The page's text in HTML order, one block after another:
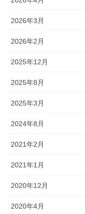
2026年3月
2026年2月
2025年12月
2025年8月
2025年3月
2024年8月
2021年2月
2021年1月
2020年12月
2020年4月